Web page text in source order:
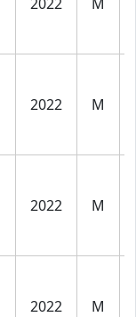
2022 M
2022 M
2022 M